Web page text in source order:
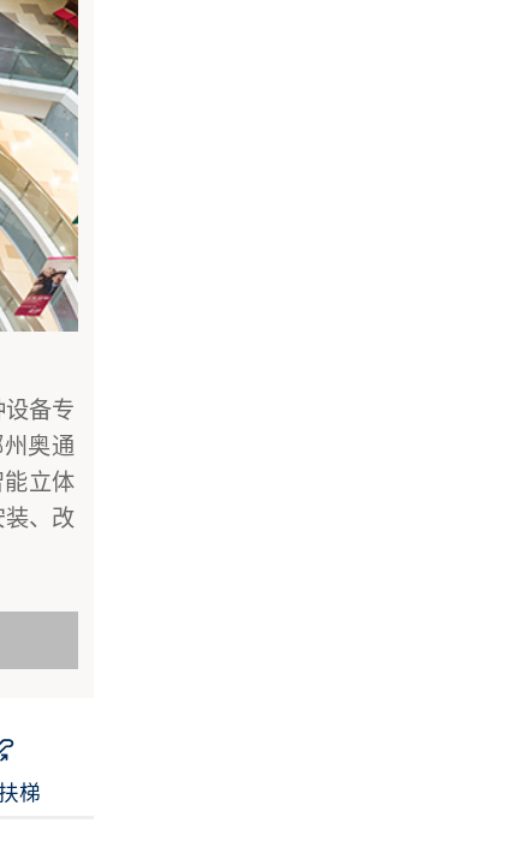
备专
奥通
立体
装、改
梯